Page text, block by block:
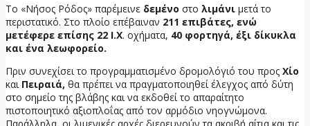
Το «Νήσος Ρόδος» παρέμεινε δεμένο στο λιμάνι μετά το
περιστατικό. Στο πλοίο επέβαιναν 211 επιβάτες, ενώ
μετέφερε επίσης 22 Ι.Χ. οχήματα, 40 φορτηγά, έξι δίκυκλα
και ένα λεωφορείο.
Πριν συνεχίσει το προγραμματισμένο δρομολόγιό του προς Χίο
και Πειραιά, θα πρέπει να πραγματοποιηθεί έλεγχος από δύτη
στο σημείο της βλάβης και να εκδοθεί το απαραίτητο
πιστοποιητικό αξιοπλοΐας από τον αρμόδιο νηογνώμονα.